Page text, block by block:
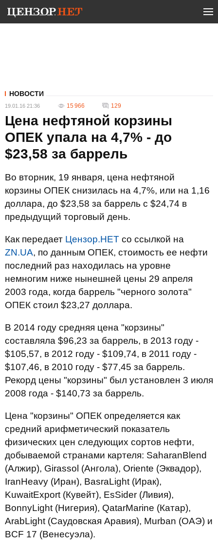
НОВОСТИ
19.01.16 21:36 15 966 129
Цена нефтяной корзины
ОПЕК упала на 4,7% - до
$23,58 за баррель
Во вторник, 19 января, цена нефтяной
корзины ОПЕК снизилась на 4,7%, или на 1,16
доллара, до $23,58 за баррель с $24,74 в
предыдущий торговый день.
Как передает Цензор.НЕТ со ссылкой на
ZN.UA, по данным ОПЕК, стоимость ее нефти
последний раз находилась на уровне
немногим ниже нынешней цены 29 апреля
2003 года, когда баррель "черного золота"
ОПЕК стоил $23,27 доллара.
В 2014 году средняя цена "корзины"
составляла $96,23 за баррель, в 2013 году -
$105,57, в 2012 году - $109,74, в 2011 году -
$107,46, в 2010 году - $77,45 за баррель.
Рекорд цены "корзины" был установлен 3 июля
2008 года - $140,73 за баррель.
Цена "корзины" ОПЕК определяется как
средний арифметический показатель
физических цен следующих сортов нефти,
добываемой странами картеля: SaharanBlend
(Алжир), Girassol (Ангола), Oriente (Эквадор),
IranHeavy (Иран), BasraLight (Ирак),
KuwaitExport (Кувейт), EsSider (Ливия),
BonnyLight (Нигерия), QatarMarine (Катар),
ArabLight (Саудовская Аравия), Murban (ОАЭ) и
BCF 17 (Венесуэла).